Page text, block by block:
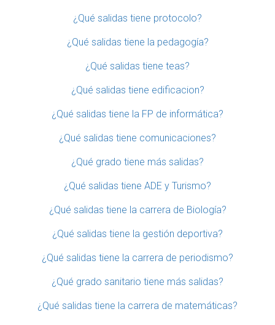
¿Qué salidas tiene protocolo?
¿Qué salidas tiene la pedagogía?
¿Qué salidas tiene teas?
¿Qué salidas tiene edificacion?
¿Qué salidas tiene la FP de informática?
¿Qué salidas tiene comunicaciones?
¿Qué grado tiene más salidas?
¿Qué salidas tiene ADE y Turismo?
¿Qué salidas tiene la carrera de Biología?
¿Qué salidas tiene la gestión deportiva?
¿Qué salidas tiene la carrera de periodismo?
¿Qué grado sanitario tiene más salidas?
¿Qué salidas tiene la carrera de matemáticas?